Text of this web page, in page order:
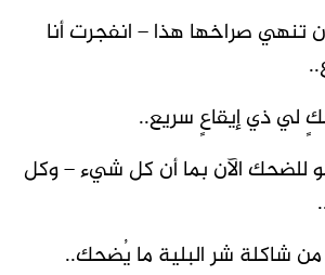
تنهي صراخها هذا – انفجرت أنا
لي ذي إيقاعٍ سريع..
للضحك الآن بما أن كل شيء – وكل
شاكلة شر البلية ما يُضحك..